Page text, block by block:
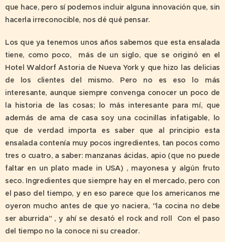
que hace, pero sí podemos incluir alguna innovación que, sin
hacerla irreconocible, nos dé qué pensar.
Los que ya tenemos unos años sabemos que esta ensalada
tiene, como poco, más de un siglo, que se originó en el
Hotel Waldorf Astoria de Nueva York y que hizo las delicias
de los clientes del mismo. Pero no es eso lo más
interesante, aunque siempre convenga conocer un poco de
la historia de las cosas; lo más interesante para mí, que
además de ama de casa soy una cocinillas infatigable, lo
que de verdad importa es saber que al principio esta
ensalada contenía muy pocos ingredientes, tan pocos como
tres o cuatro, a saber: manzanas ácidas, apio (que no puede
faltar en un plato made in USA) , mayonesa y algún fruto
seco. Ingredientes que siempre hay en el mercado, pero con
el paso del tiempo, y en eso parece que los americanos me
oyeron mucho antes de que yo naciera, "la cocina no debe
ser aburrida" , y ahí se desató el rock and roll Con el paso
del tiempo no la conoce ni su creador.